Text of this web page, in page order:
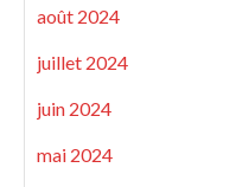
août 2024
juillet 2024
juin 2024
mai 2024